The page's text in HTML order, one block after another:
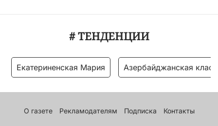
# ТЕНДЕНЦИИ
Екатериненская Мария Азербайджанская
О газете Рекламодателям Подписка Контакты